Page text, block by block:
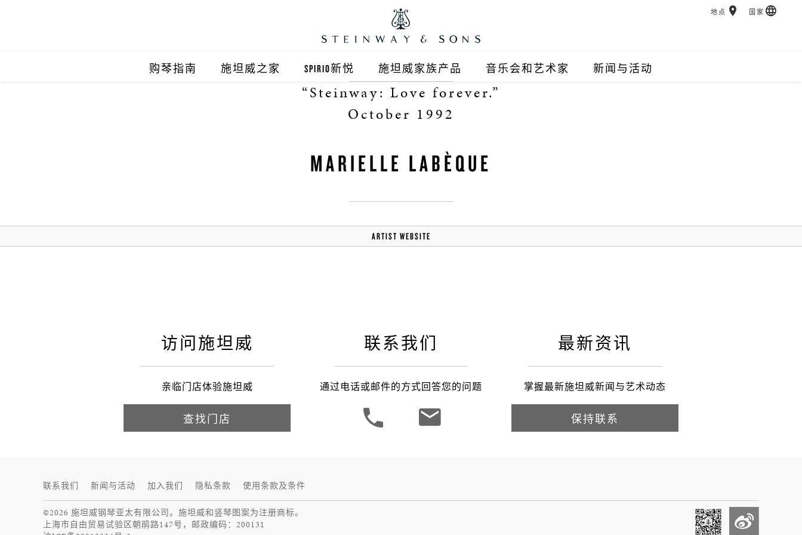
购琴指南 施坦威之家
施坦威之家杭州
SPIRIO新悦 施坦威家族产品
施坦威钢琴
郎朗钢琴
音乐会和艺术家 新闻与活动
地点 国家
“Steinway: Love forever.”
October 1992
MARIELLE LABÈQUE
ARTIST WEBSITE
访问施坦威
亲临门店体验施坦威
查找门店
联系我们
通过电话或邮件的方式回答您的问题
最新资讯
掌握最新施坦威新闻与艺术动态
保持联系
联系我们 新闻与活动 加入我们 隐私条款 使用条款及条件
©2026 施坦威钢琴亚太有限公司。施坦威和竖琴图案为注册商标。
上海市自由贸易试验区朝鹃路147号，邮政编码：200131